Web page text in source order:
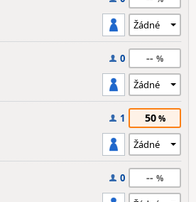
0 --
1 50
0 --